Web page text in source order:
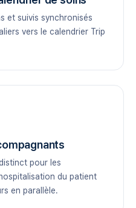
et suivis synchronisés
vers le calendrier Trip
pour les
du patient
en parallèle.